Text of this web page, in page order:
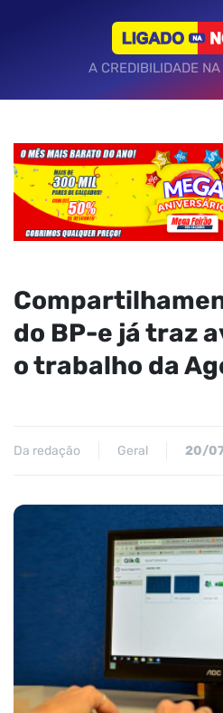
A CREDIBILIDADE
do BP-e já traz
o trabalho da
Da redação Geral 20/